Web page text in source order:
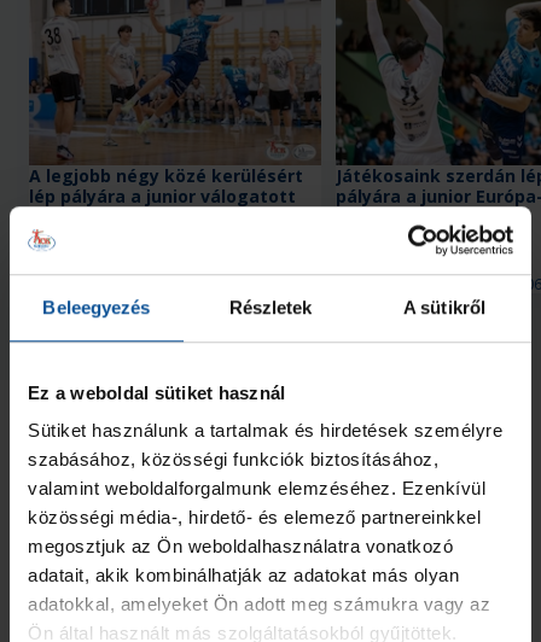
Beleegyezés Részletek A sütikről
Ez a weboldal sütiket használ
Sütiket használunk a tartalmak és hirdetések személyre
szabásához, közösségi funkciók biztosításához,
valamint weboldalforgalmunk elemzéséhez. Ezenkívül
közösségi média-, hirdető- és elemező partnereinkkel
megosztjuk az Ön weboldalhasználatra vonatkozó
adatait, akik kombinálhatják az adatokat más olyan
adatokkal, amelyeket Ön adott meg számukra vagy az
Ön által használt más szolgáltatásokból gyűjtöttek.
Megnézem az összeset
A legjobb négy közé kerülésért
lép pályára a junior válogatott
2026. júl.
Játékosaink szerdán
pályára a junior